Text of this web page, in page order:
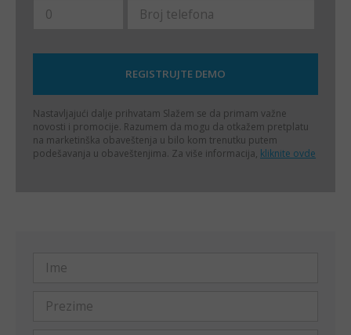
Nastavljajući dalje prihvatam Slažem se da primam važne
novosti i promocije. Razumem da mogu da otkažem pretplatu
na marketinška obaveštenja u bilo kom trenutku putem
podešavanja u obaveštenjima. Za više informacija, kliknite ovde